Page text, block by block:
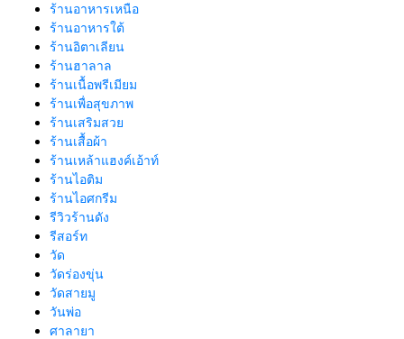
ร้านอาหารเหนือ
ร้านอาหารใต้
ร้านอิตาเลียน
ร้านฮาลาล
ร้านเนื้อพรีเมียม
ร้านเพื่อสุขภาพ
ร้านเสริมสวย
ร้านเสื้อผ้า
ร้านเหล้าแฮงค์เอ้าท์
ร้านไอติม
ร้านไอศกรีม
รีวิวร้านดัง
รีสอร์ท
วัด
วัดร่องขุ่น
วัดสายมู
วันพ่อ
ศาลายา